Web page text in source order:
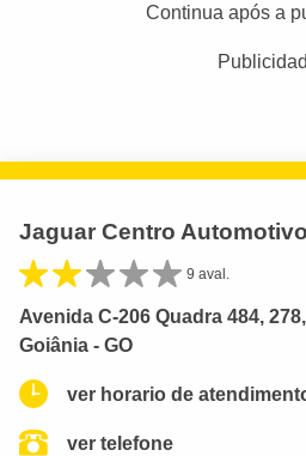
Continua após a
Jaguar Centro
9 aval.
Avenida C-206 Quadra 484,
Goiânia - GO
ver horario de
ver telefone